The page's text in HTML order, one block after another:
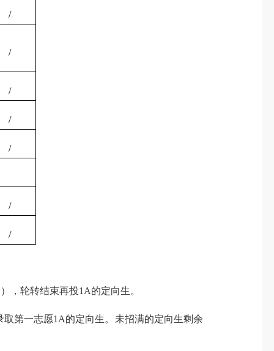
/
/
/
/
/
/
/
，轮转结束再投1A的定向生。
取第一志愿1A的定向生。未招满的定向生剩余